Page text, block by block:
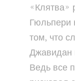
«Клятва»
Гюльпери
том, что
Джавидан
Ведь все